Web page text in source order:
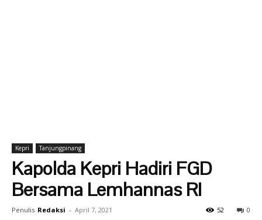
Kepri Tanjungpinang
Kapolda Kepri Hadiri FGD
Bersama Lemhannas RI
Penulis Redaksi - April 7, 2021 0
52